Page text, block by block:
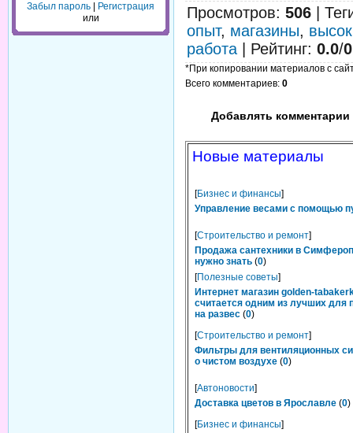
Забыл пароль
Регистрация
или
Просмотров: 506
опыт, магазины,
работа
Рейтинг: 0.0/0
*При копировании материалов с
Всего комментариев: 0
Добавлять комментарии
Новые материалы
[Бизнес и финансы]
Управление весами с помощью
[Строительство и ремонт]
Продажа сантехники в
нужно знать (0)
[Полезные советы]
Интернет магазин golden-
считается одним из лучших для
на развес (0)
[Строительство и ремонт]
Фильтры для вентиляционных
о чистом воздухе (0)
[Автоновости]
Доставка цветов в Ярославле (0)
[Бизнес и финансы]